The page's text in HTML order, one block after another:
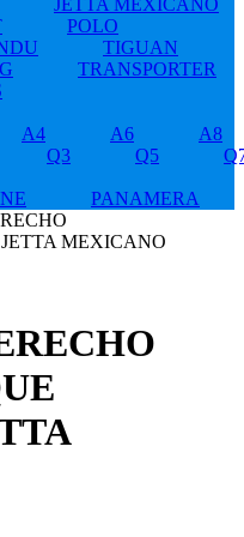
JETTA MEXICANO
POLO
TIGUAN
TRANSPORTER
A4 A6
A8
Q3 Q5
PANAMERA
MEXICANO